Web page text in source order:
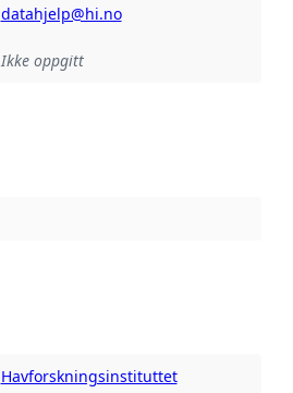
datahjelp@hi.no
Ikke oppgitt
Havforskningsinstituttet